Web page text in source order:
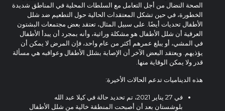
الصحة النضال من أجل التعامل مع السلطات المحلية في المناطق شديدة
الخطورة، في حين تشكل المعتقدات الحالية حول التطعيم ضد شلل
الأطفال تحديات أيضًا. على سبيل المثال، تعتقد بعض مجتمعات البشتون
العرقية أن شلل الأطفال هو مشكلة وراثية، وأنه بمجرد أن يبدأ الأطفال
في المشي، أو يبلغ عمرهم أكثر من عام واحد، فإن المرض لا يمكن أن
يؤذيهم. ويعتقد البعض الآخر أن الإصابة بشلل الأطفال وعواقبه هي مسألة
قدر ولا يمكن الوقاية منها.
هذه الديناميات تدعم الحالات الأخيرة:
في 27 يناير 2021، تم تحديد حالة في كيلا عبد الله
بلوشستان بعد أن أصبحت المنطقة خالية من شلل الأطفال